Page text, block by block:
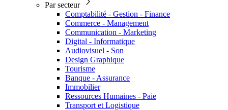
Par secteur
Comptabilité - Gestion - Finance
Commerce - Management
Communication - Marketing
Digital - Informatique
Audiovisuel - Son
Design Graphique
Tourisme
Banque - Assurance
Immobilier
Ressources Humaines - Paie
Transport et Logistique